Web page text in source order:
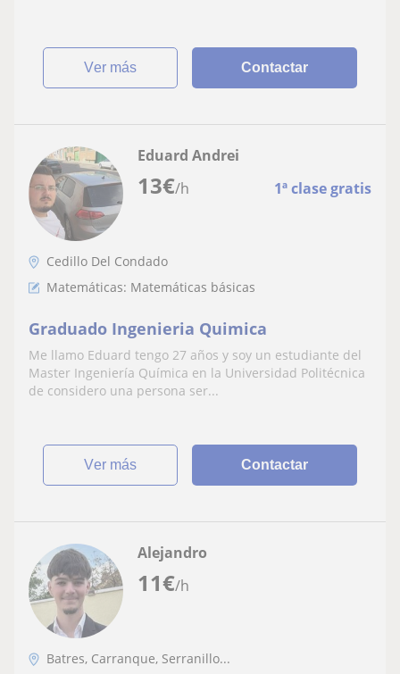
ver más Contactar
13€/h 1ª clase gratis
Eduard Andrei
Cedillo Del Condado
Matemáticas: Matemáticas básicas
Graduado Ingenieria Quimica
Me llamo Eduard tengo 27 años y soy un estudiante del
Master Ingeniería Química en la Universidad Politécnica
de considero una persona ser...
ver más Contactar
11€/h
Alejandro
Batres, Carranque, Serranillo...